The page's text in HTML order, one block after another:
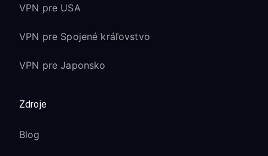
VPN pre USA
VPN pre Spojené kráľovstvo
VPN pre Japonsko
Zdroje
Blog